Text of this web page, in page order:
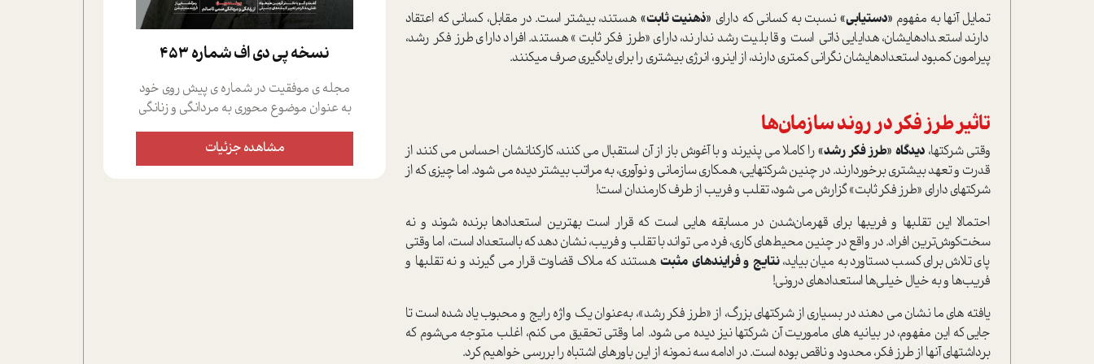
تمایل آن‎ها به مفهوم «دستیابی»نسبت به کسانی که دارای «ذهنیت ثابت» هستند، بیشتر است. در مقابل، کسانی که اعتقاد
دارند استعدادهایشان، هدایایی ذاتی است و قابلیت رشد ندارند، دارای «طرز فکر ثابت» هستند. افراد دارای طرز فکر رشد،
پیرامون کمبود استعدادهایشان نگرانی کمتری دارند، از این‎رو، انرژی بیشتری را برای یادگیری صرف می‎کنند.
تاثیر طرز فکر در روند سازمان‌ها
وقتی شرکت‎ها، دیدگاه «طرز فکر رشد»
را کاملا می‎ پذیرند و با آغوش باز از آن استقبال می‎ کنند، کارکنانشان احساس می‎ کنند از
قدرت و تعهد بیشتری برخوردارند. در چنین شرکت‎هایی، همکاری سازمانی و نوآوری، به مراتب بیشتر دیده می‎ شود. اما چیزی که از
شرکت‎های دارای «طرز فکر ثابت» گزارش می ‎شود، تقلب و فریب از طرف کارمندان است!
احتمالا این تقلب‎ها و فریب‎ها برای قهرمان‌شدن در مسابقه ه‏ایی است که قرار است بهترین استعدادها برنده شوند و نه
سخت‌کوش‌ترین افراد. در واقع در چنین محیط‌های کاری، فرد می ‎تواند با تقلب و فریب، نشان دهد که بااستعداد است، اما وقتی
پای تلاش برای کسب دستاورد به میان بیاید،نتایج و فرایندهای مثبت
هستند که ملاک قضاوت قرار می‎ گیرند و نه تقلب‎ها و
فریب‌ها و به خیال خیلی‌ها استعدادهای درونی!
یافته‎ های ما نشان می‎ دهند در بسیاری از شرکت‎های بزرگ، از «طرز فکر رشد»، به‌عنوان یک واژه رایج و محبوب یاد شده است تا
جایی که این مفهوم، در بیانیه‎ های ماموریت آن شرکت‎ها نیز دیده می‎ شود. اما وقتی تحقیق می ‎کنم، اغلب متوجه می‌شوم که
برداشت‎های آن‎ها از طرز فکر، محدود و ناقص بوده است. در ادامه سه نمونه از این باورهای اشتباه را بررسی خواهیم کرد.
نسخه پي دي اف شماره 453
مجله ی موفقیت در شماره ی پیش روی خود
به عنوان موضوع محوری به مردانگی و زنانگی
سمی پرداخته است؛ علاوه بر این که؛ گفت و
گویی اختصاصی داشته ایم با فردین علیخواه،
جامعه شناس در بخش های مختلف تلاش
مشاهده جزئیات